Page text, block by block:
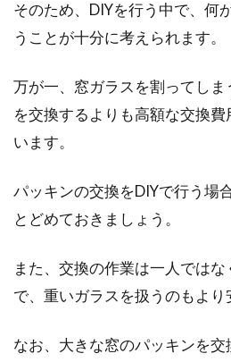
そのため、DIYを行う中で、何
うことが十分に考えられます。
万が一、窓ガラスを割ってし
を交換するよりも高額な交換費
います。
パッキンの交換をDIYで行う場
とどめておきましょう。
また、交換の作業は一人では
で、重いガラスを扱うのもより
なお、大きな窓のパッキンを